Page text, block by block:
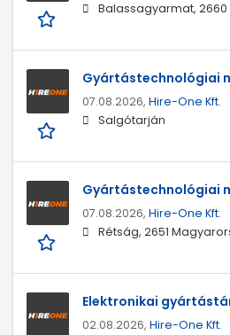
Balassagyarmat,
Gyártástechnológiai
07.08.2026, Hire-One Kft.
Salgótarján
Gyártástechnológiai
07.08.2026, Hire-One Kft.
Rétság, 2651
Elektronikai
02.08.2026, Hire-One Kft.